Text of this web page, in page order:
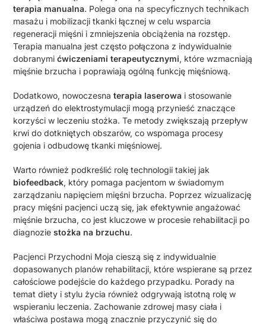
terapia manualna. Polega ona na specyficznych technikach
masażu i mobilizacji tkanki łącznej w celu wsparcia
regeneracji mięśni i zmniejszenia obciążenia na rozstęp.
Terapia manualna jest często połączona z indywidualnie
dobranymićwiczeniami terapeutycznymi, które wzmacniają
mięśnie brzucha i poprawiają ogólną funkcję mięśniową.
Dodatkowo, nowoczesnaterapia laserowa i stosowanie
urządzeń do elektrostymulacji mogą przynieść znaczące
korzyści w leczeniu stożka. Te metody zwiększają przepływ
krwi do dotkniętych obszarów, co wspomaga procesy
gojenia i odbudowę tkanki mięśniowej.
Warto również podkreślić rolę technologii takiej jak
biofeedback, który pomaga pacjentom w świadomym
zarządzaniu napięciem mięśni brzucha. Poprzez wizualizację
pracy mięśni pacjenci uczą się, jak efektywnie angażować
mięśnie brzucha, co jest kluczowe w procesie rehabilitacji po
diagnoziestożka na brzuchu.
Pacjenci Przychodni Moja cieszą się z indywidualnie
dopasowanych planów rehabilitacji, które wspierane są przez
całościowe podejście do każdego przypadku. Porady na
temat diety i stylu życia również odgrywają istotną rolę w
wspieraniu leczenia. Zachowanie zdrowej masy ciała i
właściwa postawa mogą znacznie przyczynić się do